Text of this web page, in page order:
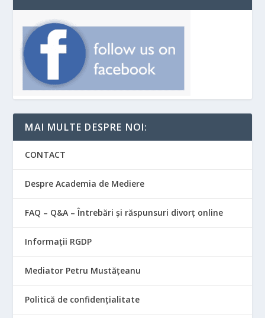
MAI MULTE DESPRE NOI:
CONTACT
Despre Academia de Mediere
FAQ – Q&A – Întrebări și răspunsuri divorț online
Informații RGDP
Mediator Petru Mustățeanu
Politică de confidențialitate